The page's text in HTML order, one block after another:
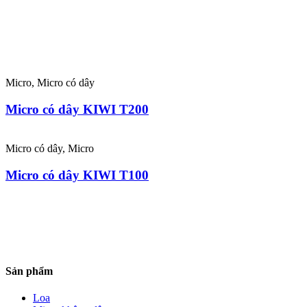
Micro, Micro có dây
Micro có dây KIWI T200
Micro có dây, Micro
Micro có dây KIWI T100
Sản phẩm
Loa